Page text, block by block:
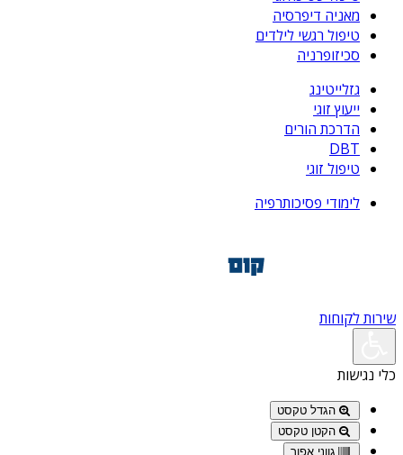
מאניה דיפרסיה
טיפול רגשי לילדים
סכיזופרניה
גזלייטינג
ייעוץ זוגי
הדרכת הורים
DBT
טיפול זוגי
לימודי פסיכותרפיה
שירות לקוחות
כלי נגישות
הגדל טקסט
הקטן טקסט
גווני אפור